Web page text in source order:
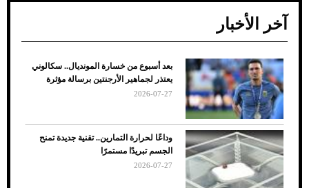
ضعف تبريد مكيف السيارة عند الوقوف.. أشهر
الأسباب والحلول
آخر الأخبار
بعد أسبوع من خسارة المونديال.. سكالوني
يعتذر لجماهير الأرجنتين برسالة مؤثرة
2026-07-27
وداعًا لحرارة التمارين.. تقنية جديدة تمنح
الجسم تبريدًا مستمرًا
2026-07-27